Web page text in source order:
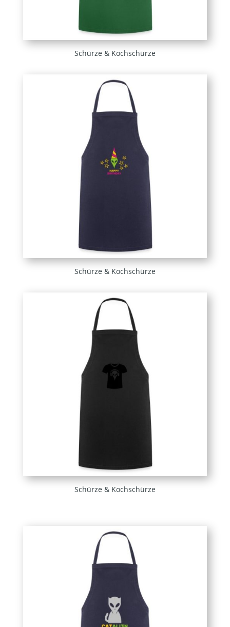
Schürze & Kochschürze
Schürze & Kochschürze
Schürze & Kochschürze